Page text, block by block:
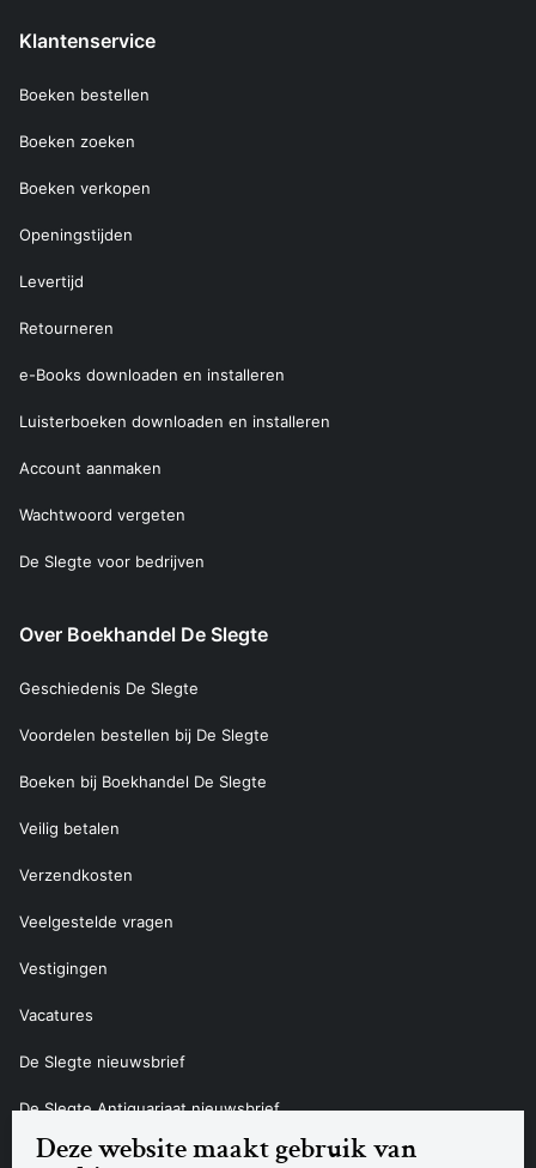
Deze website maakt gebruik van
Klantenservice
Boeken bestellen
Boeken zoeken
Boeken verkopen
Openingstijden
Levertijd
Retourneren
e-Books downloaden en installeren
Luisterboeken downloaden en installeren
Account aanmaken
Wachtwoord vergeten
De Slegte voor bedrijven
Over Boekhandel De Slegte
Geschiedenis De Slegte
Voordelen bestellen bij De Slegte
Boeken bij Boekhandel De Slegte
Veilig betalen
Verzendkosten
Veelgestelde vragen
Vestigingen
Vacatures
De Slegte nieuwsbrief
De Slegte Antiquariaat nieuwsbrief
Contact